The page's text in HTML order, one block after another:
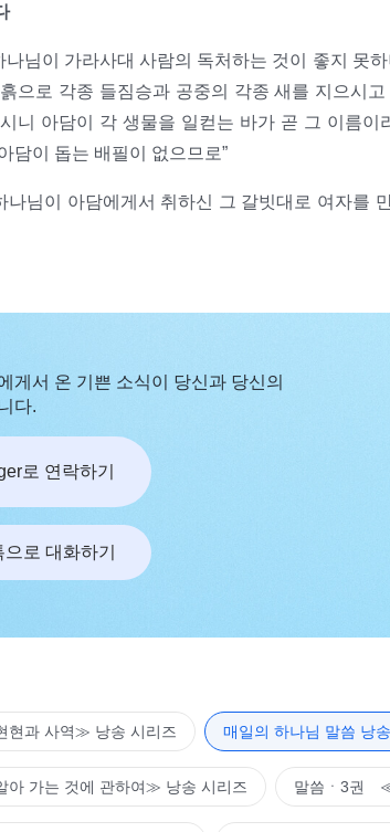
나님이 가라사대 사람의 독처하는 것이 좋지 못
으로 각종 들짐승과 공중의 각종 새를 지으시
니 아담이 각 생물을 일컫는 바가 곧 그 이름
담이 돕는 배필이 없으므로”
나님이 아담에게서 취하신 그 갈빗대로 여자를
이름이라”, 각 생물에게 이름을 지은 사람이
님이 사람을 만들 때 사람에게 지혜를 주었다는
이는 의심할 여지 없이 확실하다. 왜 그럴까? 하
냐? 하나님이 각종 생물을 창조한 뒤에 아담은
물의 이름이 무엇인지 알려 주었느냐? 물론 각
면 아담은 어떻게 각종 생물들에게 어떤 이름을
때 아담에게 어떤 것을 더해 주었냐 하는 질문
더해 주었음을 증명해 준다. 이것이 핵심이다.
알아야 한다. 아담이 생물들에게 이름을 지으면
여기에도 내가 꼭 설명해야 하는 하나님의 성품
고, 사람에게 생기를 불어넣었으며, 그의 지혜
립적으로 일을 하고 사고할 수 있게 되었다. 사
하지 않는다. 사람이 일을 올바르게 하면 하나
가 곧 그 이름이라”라는 말씀의 의미는 무엇일까
부른 대로 하나님은 ‘인정’해 주어 그 생물의 이
없었다. 이것은 분명하다! 여기에서 너희는 무
혜를 가지고 일을 했다. 하나님이 보기에 사람이
에서 너희는 하나님이 나타낸 성품을 보았느냐?
신을 대표해 일하는 것을 허용할 수 있을까? 절
느냐? 반드시 다툴 것이다! 이때 패괴된 사람
했을 것이다. 자신에게 독립적인 사고 능력이 있
게서 온 기쁜 소식이 당신과 당신의
다.
로 연락하기
로 대화하기
과 사역≫ 낭송 시리즈 매일의 하나님 말씀 낭송
가는 것에 관하여≫ 낭송 시리즈 말씀ㆍ3권 ≪